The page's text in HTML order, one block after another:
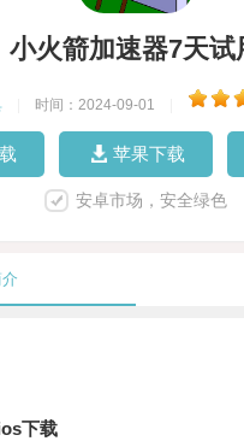
小火箭加速器7天试
时间：2024-09-01
苹果下载
安卓市场，安全绿色
下载